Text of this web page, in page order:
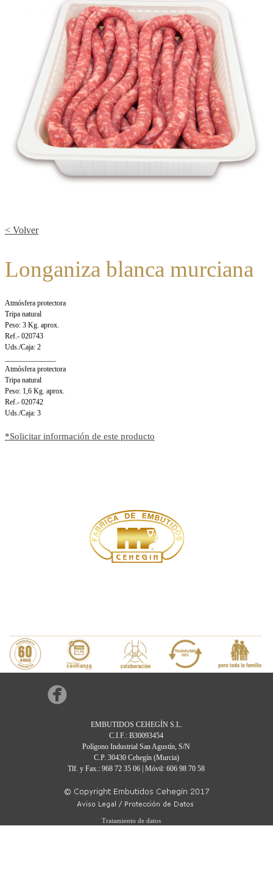
< Volver
Longaniza blanca murciana
Atmósfera protectora
Tripa natural
Peso: 3 Kg. aprox.
Ref.- 020743
Uds./Caja: 2
Atmósfera protectora
Tripa natural
Peso: 1,6 Kg. aprox.
Ref.- 020742
Uds./Caja: 3
*Solicitar información de este producto
Tratamiento de datos
EMBUTIDOS CEHEGÍN S.L.
C.I.F.: B30093454
Polígono Industrial San Agustín, S/N
C.P. 30430 Cehegín (Murcia)
Tlf. y Fax.: 968 72 35 06 | Móvil: 606 98 70 58